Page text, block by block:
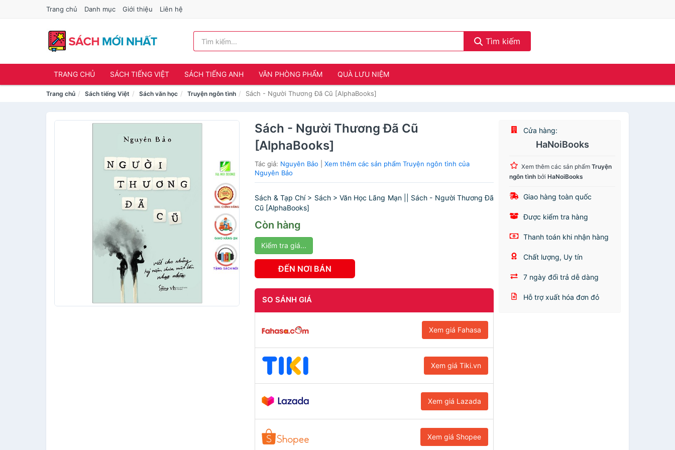
Trang chủ Danh mục Giới thiệu Liên hệ
Tìm kiếm
TRANG CHỦ SÁCH TIẾNG VIỆT SÁCH TIẾNG ANH VĂN PHÒNG PHẨM QUÀ LƯU NIỆM
Trang chủ Sách tiếng Việt Sách văn học Truyện ngôn tình Sách - Người Thương Đã Cũ [AlphaBooks]
Sách - Người Thương Đã Cũ
[AlphaBooks]
Tác giả: Nguyên Bảo |Xem thêm các sản phẩm Truyện ngôn tình của
Nguyên Bảo
Sách & Tạp Chí > Sách > Văn Học Lãng Mạn || Sách - Người Thương Đã
Cũ [AlphaBooks]
Còn hàng
Kiểm tra giá...
ĐẾN NƠI BÁN
SO SÁNH GIÁ
Xem giá Fahasa
Xem giá Tiki.vn
Xem giá Lazada
Xem giá Shopee
Cửa hàng:
HaNoiBooks
Xem thêm các sản phẩmTruyện
ngôn tình bởiHaNoiBooks
Giao hàng toàn quốc
Được kiểm tra hàng
Thanh toán khi nhận hàng
Chất lượng, Uy tín
7 ngày đổi trả dễ dàng
Hỗ trợ xuất hóa đơn đỏ